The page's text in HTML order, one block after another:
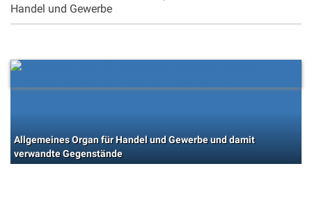
Handel und Gewerbe
Allgemeines Organ für Handel und Gewerbe und damit
verwandte Gegenstände